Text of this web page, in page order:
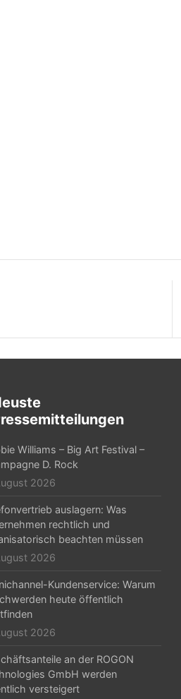
Williams – Big Art Festival –
D. Rock
2026
auslagern: Was
rechtlich und
beachten müssen
2026
Kundenservice: Warum
heute öffentlich
2026
an der ROGON
GmbH werden
versteigert